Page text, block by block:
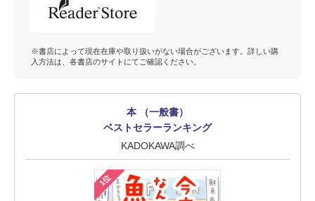
※書店によって現在在庫や取り扱いがない場合がございます。詳しい購
入方法は、各書店のサイトにてご確認ください。
本 （一般書）
ベストセラーランキング
KADOKAWA調べ
1位